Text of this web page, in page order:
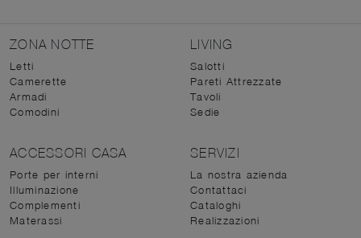
ZONA NOTTE
Letti
Camerette
Armadi
Comodini
LIVING
Salotti
Pareti Attrezzate
Tavoli
Sedie
ACCESSORI CASA
Porte per interni
Illuminazione
Complementi
Materassi
SERVIZI
La nostra azienda
Contattaci
Cataloghi
Realizzazioni